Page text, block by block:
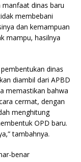
dinas baru
membebani
dan kemampuan
mampu, hasilnya
dinas
diambil dari APBD
memastikan bahwa
cermat, dengan
menghitung
OPD baru.
tambahnya.
benar